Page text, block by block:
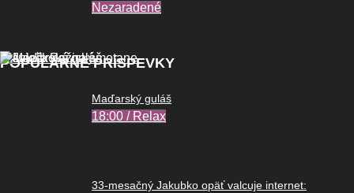
Nezaradené
POPULÁRNE PRÍSPEVKY
Maďarský guláš
18:00 / Relax
33-mesačný Jakubko opäť valcuje internet: